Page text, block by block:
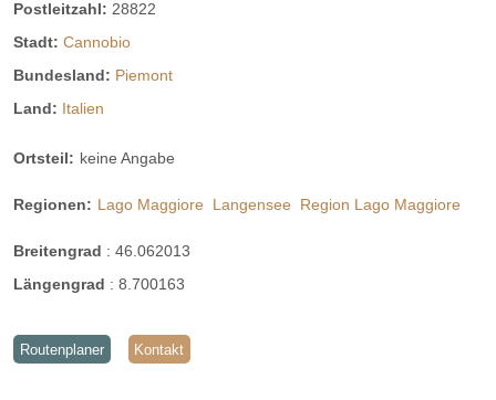
Postleitzahl: 28822
Stadt: Cannobio
Bundesland: Piemont
Land: Italien
Ortsteil: keine Angabe
Regionen: Lago Maggiore Langensee Region Lago Maggiore
Breitengrad : 46.062013
Längengrad : 8.700163
Routenplaner Kontakt